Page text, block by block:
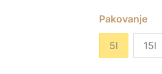
Pakovanje
5l 15l